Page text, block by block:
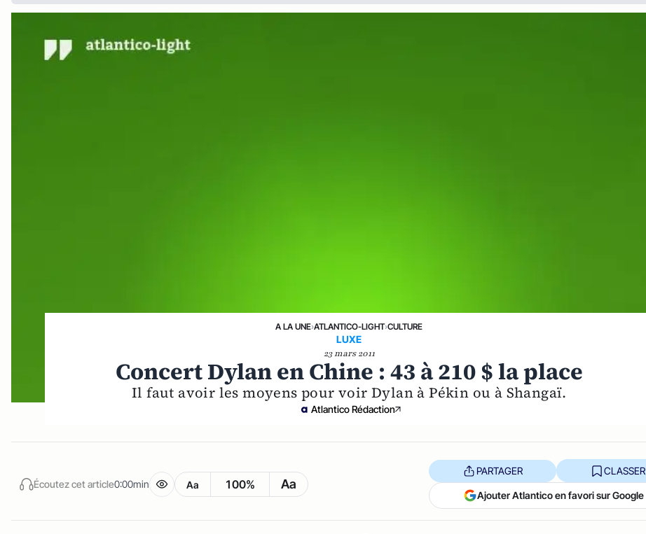
A LA UNE›ATLANTICO-LIGHT›CULTURE
LUXE
23 mars 2011
Concert Dylan en Chine : 43 à 210 $ la place
Il faut avoir les moyens pour voir Dylan à Pékin ou à Shangaï.
Atlantico Rédaction
Écoutez cet article0:00min Aa 100% Aa
PARTAGER CLASSER
Ajouter Atlantico en favori sur Google